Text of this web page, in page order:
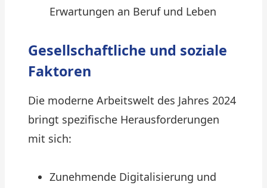
Erwartungen an Beruf und Leben
Gesellschaftliche und soziale
Faktoren
Die moderne Arbeitswelt des Jahres 2024
bringt spezifische Herausforderungen
mit sich:
Zunehmende Digitalisierung und